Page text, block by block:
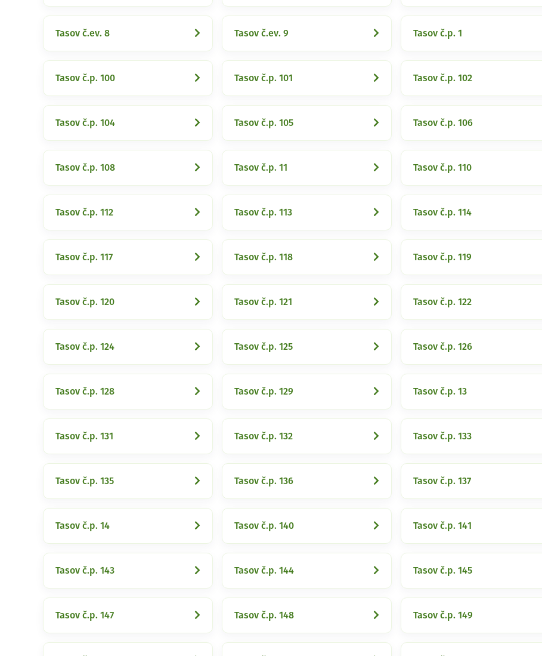
Tasov č.ev. 8 Tasov č.ev. 9 Tasov č.p. 1
Tasov č.p. 100 Tasov č.p. 101 Tasov č.p. 102
Tasov č.p. 104 Tasov č.p. 105 Tasov č.p. 106
Tasov č.p. 108 Tasov č.p. 11 Tasov č.p. 110
Tasov č.p. 112 Tasov č.p. 113 Tasov č.p. 114
Tasov č.p. 117 Tasov č.p. 118 Tasov č.p. 119
Tasov č.p. 120 Tasov č.p. 121 Tasov č.p. 122
Tasov č.p. 124 Tasov č.p. 125 Tasov č.p. 126
Tasov č.p. 128 Tasov č.p. 129 Tasov č.p. 13
Tasov č.p. 131 Tasov č.p. 132 Tasov č.p. 133
Tasov č.p. 135 Tasov č.p. 136 Tasov č.p. 137
Tasov č.p. 14 Tasov č.p. 140 Tasov č.p. 141
Tasov č.p. 143 Tasov č.p. 144 Tasov č.p. 145
Tasov č.p. 147 Tasov č.p. 148 Tasov č.p. 149